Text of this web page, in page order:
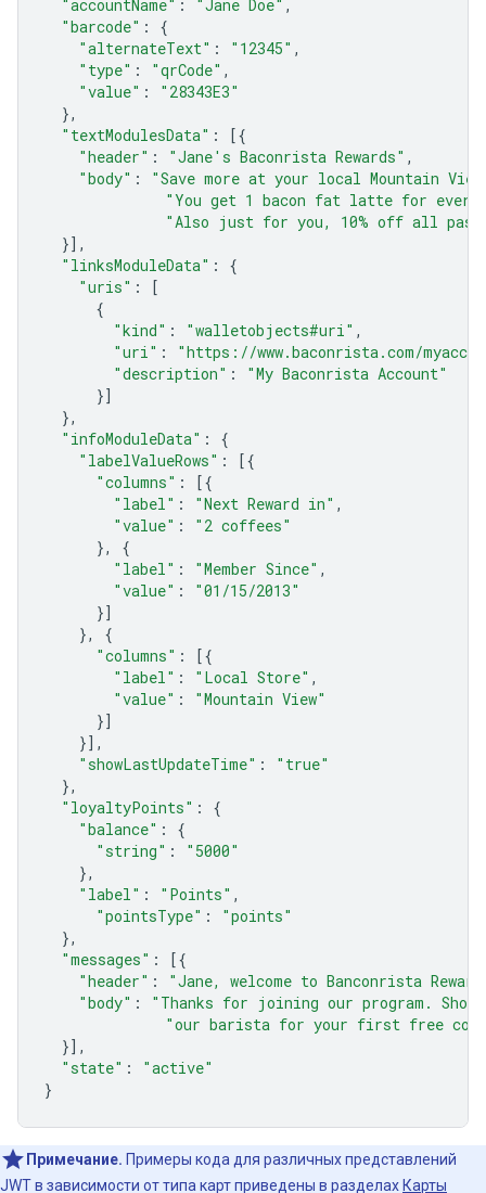
"accountName" : "Jane Doe" ,
"barcode" :
{
"alternateText" : "12345" ,
"type" : "qrCode" ,
"value" :
"28343E3"
},
"textModulesData" :
[{
"header" : "Jane's Baconrista Rewards" ,
"body" :
"Save more at your local Mountain
"You get 1 bacon fat latte for every
"Also just for you, 10% off all
}],
"linksModuleData" :
{
"uris" :
[
{
"kind" : "walletobjects#uri" ,
"uri" :
"https://www.baconrista.com/
"description" :
"My Baconrista Account"
}]
},
"infoModuleData" :
{
"labelValueRows" :
[{
"columns" :
[{
"label" : "Next Reward in" ,
"value" :
"2 coffees"
},
{
"label" : "Member Since" ,
"value" :
"01/15/2013"
}]
},
{
"columns" :
[{
"label" : "Local Store" ,
"value" :
"Mountain View"
}]
}],
"showLastUpdateTime" :
"true"
},
"loyaltyPoints" :
{
"balance" :
{
"string" :
"5000"
},
"label" : "Points" ,
"pointsType" :
"points"
},
"messages" :
[{
"header" :
"Jane, welcome to Banconrista
"body" :
"Thanks for joining our program.
"our barista for your first free
}],
"state" :
"active"
}
Примечание. Примеры кода для различных представлений
JWT в зависимости от типа карт приведены в разделах Карты